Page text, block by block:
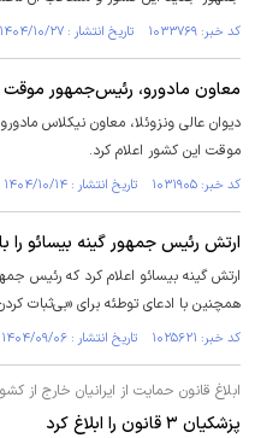
کد خبر: ۱۰۳۳۷۶۹ تاریخ انتشار : ۱۴۰۴/۱۰/۲۷
معاون مادورو، رئیس‌جمهور موقت
دیوان عالی ونزوئلا، معاون نیکلاس
موقت این کشور اعلام کرد.
کد خبر: ۱۰۳۱۹۰۵ تاریخ انتشار : ۱۴۰۴/۱۰/۱۴
ارتش رئیس جمهور گینه بیسائو را
ارتش گینه بیسائو اعلام کرد که رئیس
همچنین با ادعای توطئه برای «بی‌ثبات
کد خبر: ۱۰۲۵۶۲۱ تاریخ انتشار : ۱۴۰۴/۰۹/۰۶
ابلاغ قانون حمایت از ایرانیان خارج از کشور و ۲ قانون دیگر
پزشکیان ۳ قانون را ابلاغ کرد